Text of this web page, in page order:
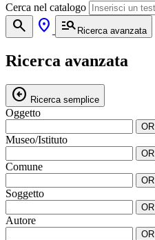
Cerca nel catalogo
search location_on manage_search Ricerca avanzata
Ricerca avanzata
arrow_circle_left Ricerca semplice
Oggetto
OR
Museo/Istituto
OR
Comune
OR
Soggetto
OR
Autore
OR